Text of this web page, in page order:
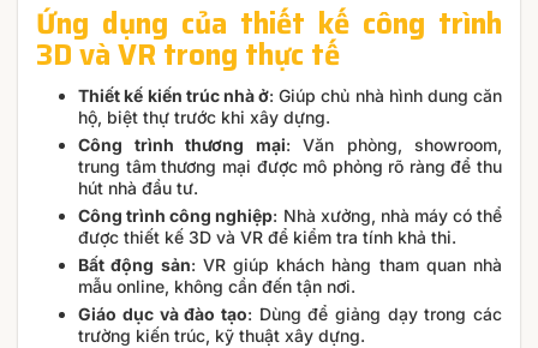
Ứng dụng của thiết kế công trình
3D và VR trong thực tế
Thiết kế kiến trúc nhà ở: Giúp chủ nhà hình dung căn
hộ, biệt thự trước khi xây dựng.
Công trình thương mại: Văn phòng, showroom,
trung tâm thương mại được mô phỏng rõ ràng để thu
hút nhà đầu tư.
Công trình công nghiệp: Nhà xưởng, nhà máy có thể
được thiết kế 3D và VR để kiểm tra tính khả thi.
Bất động sản: VR giúp khách hàng tham quan nhà
mẫu online, không cần đến tận nơi.
Giáo dục và đào tạo: Dùng để giảng dạy trong các
trường kiến trúc, kỹ thuật xây dựng.